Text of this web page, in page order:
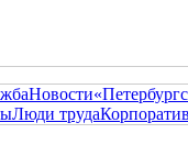
Новости
Люди труда